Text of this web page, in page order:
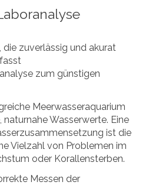
die zuverlässig und akurat
zum günstigen
Meerwasseraquarium
Wasserwerte. Eine
ist die
Vielzahl von Problemen im
oder Korallensterben.
Messen der